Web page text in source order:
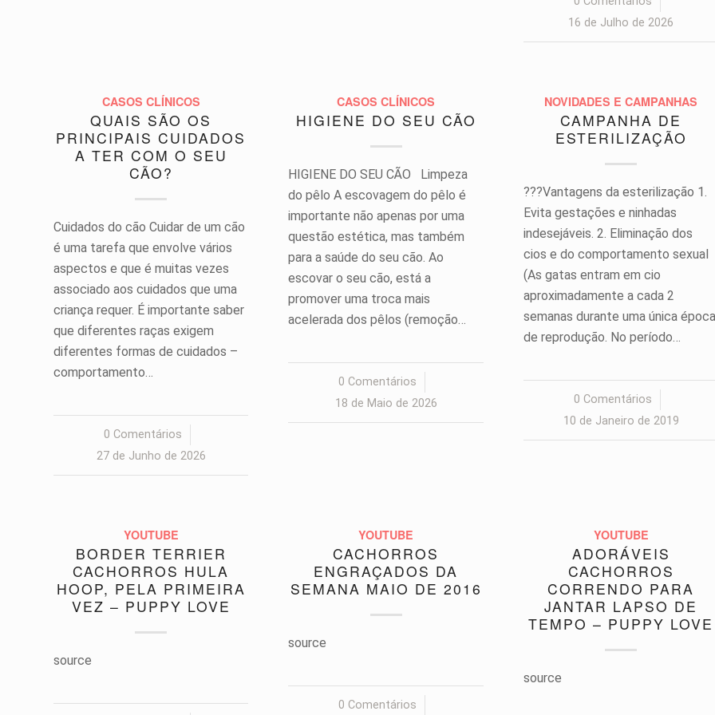
16 de Julho de 2026
CASOS CLÍNICOS
QUAIS SÃO OS
PRINCIPAIS CUIDADOS
A TER COM O SEU
CÃO?
Cuidados do cão Cuidar de um cão
é uma tarefa que envolve vários
aspectos e que é muitas vezes
associado aos cuidados que uma
criança requer. É importante saber
que diferentes raças exigem
diferentes formas de cuidados –
comportamento…
0 Comentários
/
27 de Junho de 2026
CASOS CLÍNICOS
HIGIENE DO SEU CÃO
HIGIENE DO SEU CÃO Limpeza
do pêlo A escovagem do pêlo é
importante não apenas por uma
questão estética, mas também
para a saúde do seu cão. Ao
escovar o seu cão, está a
promover uma troca mais
acelerada dos pêlos (remoção…
0 Comentários
/
18 de Maio de 2026
NOVIDADES E CAMPANHAS
CAMPANHA DE
ESTERILIZAÇÃO
???Vantagens da esterilização 1.
Evita gestações e ninhadas
indesejáveis. 2. Eliminação dos
cios e do comportamento sexual
(As gatas entram em cio
aproximadamente a cada 2
semanas durante uma única época
de reprodução. No período…
0 Comentários
/
10 de Janeiro de 2019
YOUTUBE
BORDER TERRIER
CACHORROS HULA
HOOP, PELA PRIMEIRA
VEZ – PUPPY LOVE
source
YOUTUBE
CACHORROS
ENGRAÇADOS DA
SEMANA MAIO DE 2016
source
0 Comentários
/
YOUTUBE
ADORÁVEIS
CACHORROS
CORRENDO PARA
JANTAR LAPSO DE
TEMPO – PUPPY LOVE
source